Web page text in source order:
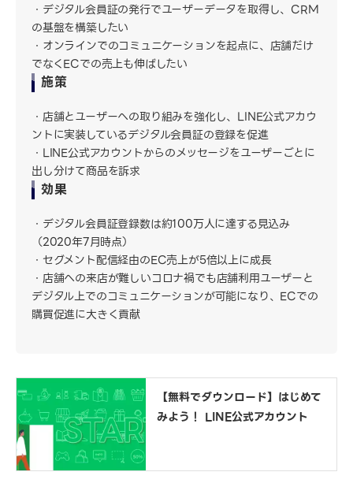
デジタル会員証の発行でユーザーデータを取得し、CRM
の基盤を構築したい
オンラインでのコミュニケーションを起点に、店舗だけ
でなくECでの売上も伸ばしたい
施策
店舗とユーザーへの取り組みを強化し、LINE公式アカウ
ントに実装しているデジタル会員証の登録を促進
LINE公式アカウントからのメッセージをユーザーごとに
出し分けて商品を訴求
効果
デジタル会員証登録数は約100万人に達する見込み
（2020年7月時点）
セグメント配信経由のEC売上が5倍以上に成長
店舗への来店が難しいコロナ禍でも店舗利用ユーザーと
デジタル上でのコミュニケーションが可能になり、ECでの
購買促進に大きく貢献
【無料でダウンロード】はじめて
みよう！ LINE公式アカウント